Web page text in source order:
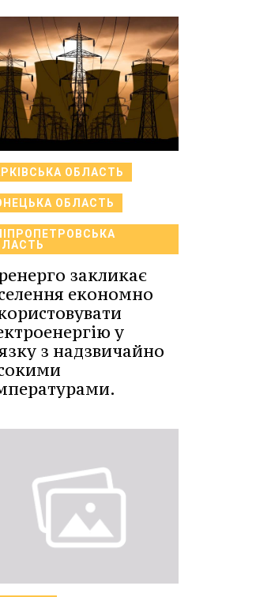
ОБЛАСТЬ
ОБЛАСТЬ
закликає
економно
у
з надзвичайно